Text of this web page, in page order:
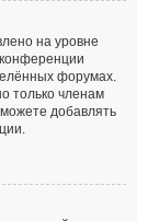
на уровне
форумах.
только членам
добавлять